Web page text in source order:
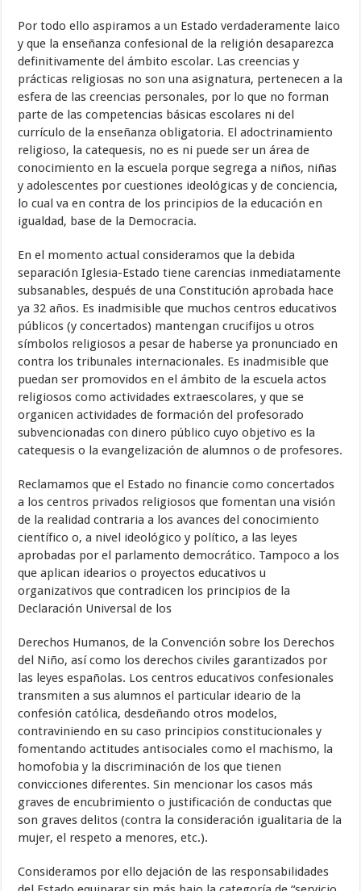
Por todo ello aspiramos a un Estado verdaderamente laico
y que la enseñanza confesional de la religión desaparezca
definitivamente del ámbito escolar. Las creencias y
prácticas religiosas no son una asignatura, pertenecen a la
esfera de las creencias personales, por lo que no forman
parte de las competencias básicas escolares ni del
currículo de la enseñanza obligatoria. El adoctrinamiento
religioso, la catequesis, no es ni puede ser un área de
conocimiento en la escuela porque segrega a niños, niñas
y adolescentes por cuestiones ideológicas y de conciencia,
lo cual va en contra de los principios de la educación en
igualdad, base de la Democracia.
En el momento actual consideramos que la debida
separación Iglesia-Estado tiene carencias inmediatamente
subsanables, después de una Constitución aprobada hace
ya 32 años. Es inadmisible que muchos centros educativos
públicos (y concertados) mantengan crucifijos u otros
símbolos religiosos a pesar de haberse ya pronunciado en
contra los tribunales internacionales. Es inadmisible que
puedan ser promovidos en el ámbito de la escuela actos
religiosos como actividades extraescolares, y que se
organicen actividades de formación del profesorado
subvencionadas con dinero público cuyo objetivo es la
catequesis o la evangelización de alumnos o de profesores.
Reclamamos que el Estado no financie como concertados
a los centros privados religiosos que fomentan una visión
de la realidad contraria a los avances del conocimiento
científico o, a nivel ideológico y político, a las leyes
aprobadas por el parlamento democrático. Tampoco a los
que aplican idearios o proyectos educativos u
organizativos que contradicen los principios de la
Declaración Universal de los
Derechos Humanos, de la Convención sobre los Derechos
del Niño, así como los derechos civiles garantizados por
las leyes españolas. Los centros educativos confesionales
transmiten a sus alumnos el particular ideario de la
confesión católica, desdeñando otros modelos,
contraviniendo en su caso principios constitucionales y
fomentando actitudes antisociales como el machismo, la
homofobia y la discriminación de los que tienen
convicciones diferentes. Sin mencionar los casos más
graves de encubrimiento o justificación de conductas que
son graves delitos (contra la consideración igualitaria de la
mujer, el respeto a menores, etc.).
Consideramos por ello dejación de las responsabilidades